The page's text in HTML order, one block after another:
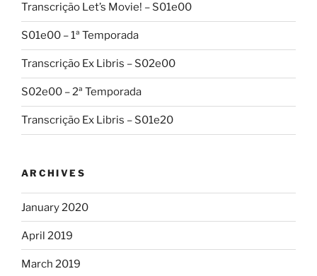
Transcrição Let’s Movie! – S01e00
S01e00 – 1ª Temporada
Transcrição Ex Libris – S02e00
S02e00 – 2ª Temporada
Transcrição Ex Libris – S01e20
ARCHIVES
January 2020
April 2019
March 2019